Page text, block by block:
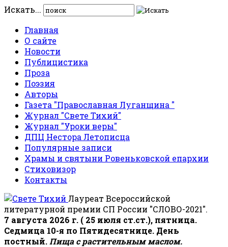
Искать...
Главная
О сайте
Новости
Публицистика
Проза
Поэзия
Авторы
Газета "Православная Луганщина "
Журнал "Свете Тихий"
Журнал "Уроки веры"
ДПЦ Нестора Летописца
Популярные записи
Храмы и святыни Ровеньковской епархии
Стиховизор
Контакты
Лауреат Всероссийской
литературной премии СП России "СЛОВО-2021".
7 августа 2026 г. ( 25 июля ст.ст.), пятница.
Седмица 10-я по Пятидесятнице. День
постный. Пища с растительным маслом.